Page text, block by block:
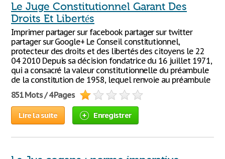
Le Juge Constitutionnel Garant Des
Droits Et Libertés
Imprimer partager sur facebook partager sur twitter
partager sur Google+ Le Conseil constitutionnel,
protecteur des droits et des libertés des citoyens le 22
04 2010 Depuis sa décision fondatrice du 16 juillet 1971,
qui a consacré la valeur constitutionnelle du préambule
de la constitution de 1958, lequel renvoie au préambule
851 Mots / 4 Pages
Lire la suite Enregistrer